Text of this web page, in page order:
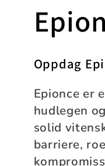
S
a
m
l
Oppdag
Epionce er
hudlegen
solid
barriere,